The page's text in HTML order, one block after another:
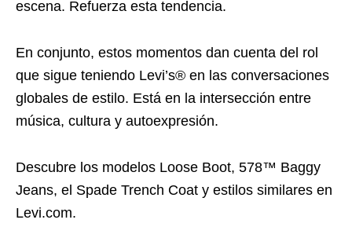
escena. Refuerza esta tendencia.
En conjunto, estos momentos dan cuenta del rol
que sigue teniendo Levi’s® en las conversaciones
globales de estilo. Está en la intersección entre
música, cultura y autoexpresión.
Descubre los modelos Loose Boot, 578™ Baggy
Jeans, el Spade Trench Coat y estilos similares en
Levi.com.